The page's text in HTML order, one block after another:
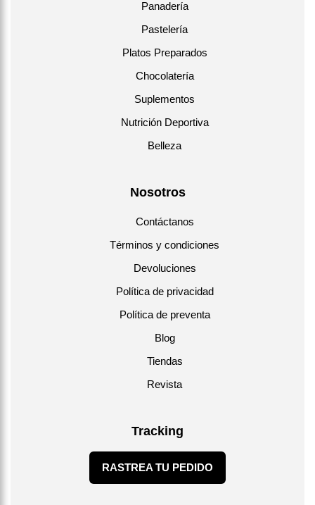
Panadería
Pastelería
Platos Preparados
Chocolatería
Suplementos
Nutrición Deportiva
Belleza
Nosotros
Contáctanos
Términos y condiciones
Devoluciones
Política de privacidad
Política de preventa
Blog
Tiendas
Revista
Tracking
RASTREA TU PEDIDO